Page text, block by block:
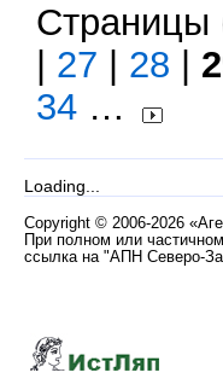
Страницы
27 28
34 …
Loading...
Copyright © 2006-2026
При полном или
ссылка на "АПН Северо-